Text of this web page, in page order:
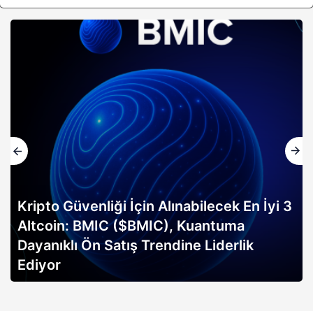
En İyi 3
Kuantuma
Liderlik
Altın rallisi, 2026
erken sinyali mi?
açıklıyor…